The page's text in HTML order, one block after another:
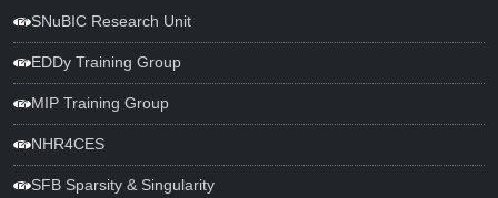
SNuBIC Research Unit
EDDy Training Group
MIP Training Group
NHR4CES
SFB Sparsity & Singularity